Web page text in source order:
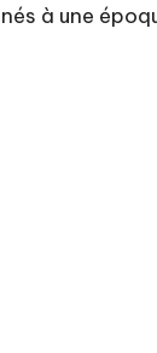
à une